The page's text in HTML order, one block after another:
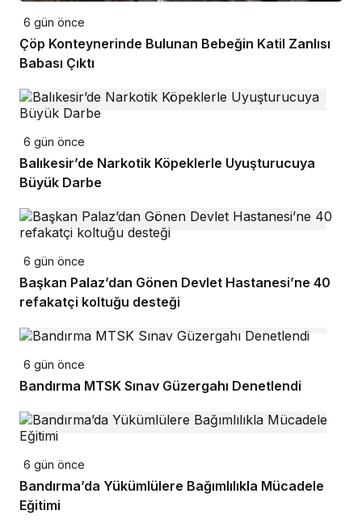
6 gün önce
Çöp Konteynerinde Bulunan Bebeğin Katil Zanlısı
Babası Çıktı
6 gün önce
Balıkesir’de Narkotik Köpeklerle Uyuşturucuya
Büyük Darbe
6 gün önce
Başkan Palaz’dan Gönen Devlet Hastanesi’ne 40
refakatçi koltuğu desteği
6 gün önce
Bandırma MTSK Sınav Güzergahı Denetlendi
6 gün önce
Bandırma’da Yükümlülere Bağımlılıkla Mücadele
Eğitimi